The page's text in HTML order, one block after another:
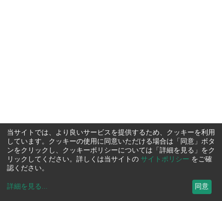
当サイトでは、より良いサービスを提供するため、クッキーを利用
しています。クッキーの使用に同意いただける場合は「同意」ボタ
ンをクリックし、クッキーポリシーについては「詳細を見る」をク
リックしてください。詳しくは当サイトの サイトポリシー をご確
認ください。
詳細を見る ... 同意